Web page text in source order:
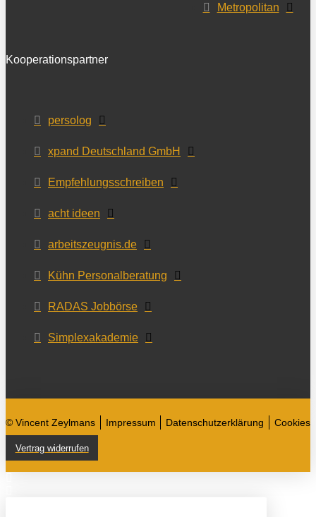
Metropolitan
Kooperationspartner
persolog
xpand Deutschland GmbH
Empfehlungsschreiben
acht ideen
arbeitszeugnis.de
Kühn Personalberatung
RADAS Jobbörse
Simplexakademie
© Vincent Zeylmans Impressum Datenschutzerklärung Cookies
Vertrag widerrufen